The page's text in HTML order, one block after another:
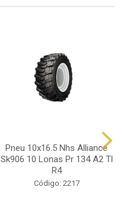
Pneu 10x16.5 Nhs Alliance
Sk906 10 Lonas Pr 134 A2 Tl
R4
Código: 2217